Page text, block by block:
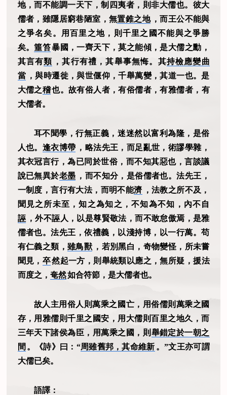
地，而不能調一天下，制四夷者，則非大儒也。彼大
儒者，雖隱居窮巷陋室，無置錐之地 ，而王公不能與
之爭名矣。用百里之地，則千里之國不能與之爭勝
矣。箠笞暴國，一齊天下，莫之能傾，是大儒之勳，
其言有類 ，其行有禮，其舉事無悔。其持檢應變曲
當 ，與時遷徙，與世偃仰，千舉萬變，其道一也。是
大儒之稽也。故有俗人者，有俗儒者，有雅儒者，有
大儒者。
耳不聞學，行無正義，迷迷然以富利為隆，是俗
人也。 逢衣博帶 ，略法先王，而足亂世，術謬學雜，
其衣冠言行，為已同於世俗，而不知其惡也，言談議
說已無異於老墨 ，而不知分，是俗儒者也。法先王，
一制度，言行有大法，而明不能濟 ，法教之所不及，
聞見之所未至，知之為知之，不知為不知，內不自
誣 ，外不誣人，以是尊賢敬法，而不敢怠傲焉，是雅
儒者也。法先王，依禮義，以淺持博，以一行萬。苟
有仁義之類， 雖鳥獸 ，若別黑白，奇物變怪，所未嘗
聞見， 卒然起一方，則舉統類以應之，無所疑，援法
而度之， 奄然如合符節，是大儒者也。
故人主用俗人則萬乘之國亡，用俗儒則萬乘之國
存，用雅儒則千里之國安，用大儒則百里之地久，而
三年天下諸侯為臣，用萬乘之國，則 舉錯定於一朝之
間 。《詩》曰：“周雖舊邦，其命維新 。”文王亦可謂
大儒已矣。
語譯：